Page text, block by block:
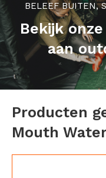
BELEEF BUITEN,
Bekijk
aan
Producten
Mouth